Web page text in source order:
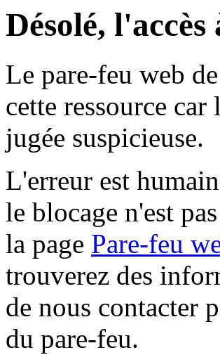
Désolé,
Le pare-feu web
cette ressource
jugée suspicieuse.
L'erreur est
le blocage n'est
la page Pare-feu
trouverez des
de nous contacter
du pare-feu.